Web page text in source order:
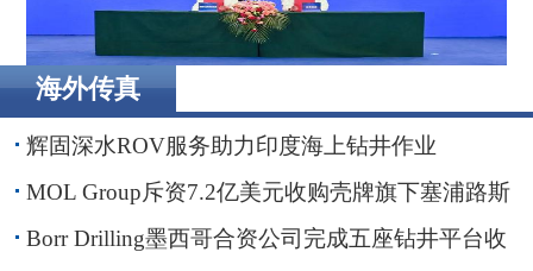
辽港集团携手国铁沈阳局，落地多项重点合作项目
海外传真
辉固深水ROV服务助力印度海上钻井作业
MOL Group斥资7.2亿美元收购壳牌旗下塞浦路斯
子公司
Borr Drilling墨西哥合资公司完成五座钻井平台收